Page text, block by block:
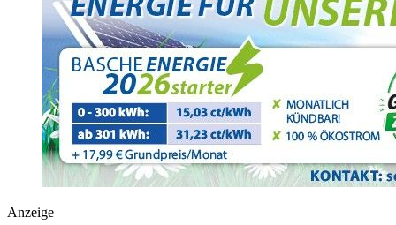
Anzeige